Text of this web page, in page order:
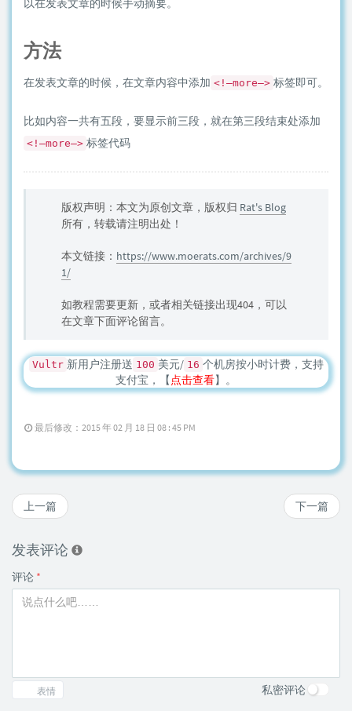
以在发表文章的时候手动摘要。
方法
在发表文章的时候，在文章内容中添加 <!–more–> 标签即可。
比如内容一共有五段，要显示前三段，就在第三段结束处添加
<!–more–> 标签代码
版权声明：本文为原创文章，版权归 Rat's Blog
所有，转载请注明出处！
本文链接： https://www.moerats.com/archives/9
1/
如教程需要更新，或者相关链接出现404，可以
在文章下面评论留言。
Vultr 新用户注册送 100 美元/ 16 个机房按小时计费，支持
支付宝，【点击查看】。
最后修改：2015 年 02 月 18 日 08 : 45 PM
下一篇
上一篇
发表评论
评论 *
表情 私密评论